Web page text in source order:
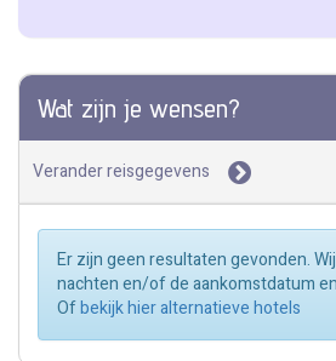
Wat zijn je wensen?
Verander reisgegevens
Er zijn geen resultaten gevonden.
nachten en/of de aankomstdatum
Ofbekijk hier alternatieve hotels